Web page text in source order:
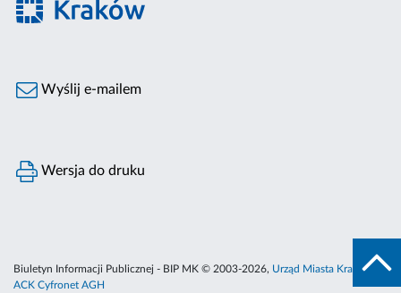
Wyślij e-mailem
Wersja do druku
Biuletyn Informacji Publicznej - BIP MK © 2003-2026, Urząd Miasta Krakowa
ACK Cyfronet AGH